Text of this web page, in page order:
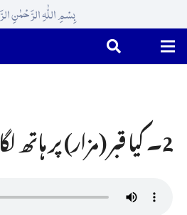
بِسْمِ اللّٰہِ الرَّحْمٰنِ
2۔ کیا قبر (مزار) پر ہاتھ لگانا جائز ہے ؟؟